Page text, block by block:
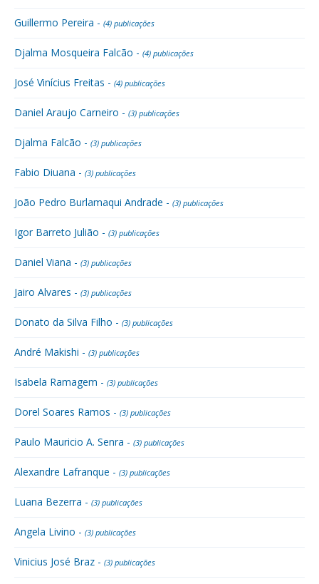
Guillermo Pereira - (4) publicações
Djalma Mosqueira Falcão - (4) publicações
José Vinícius Freitas - (4) publicações
Daniel Araujo Carneiro - (3) publicações
Djalma Falcão - (3) publicações
Fabio Diuana - (3) publicações
João Pedro Burlamaqui Andrade - (3) publicações
Igor Barreto Julião - (3) publicações
Daniel Viana - (3) publicações
Jairo Alvares - (3) publicações
Donato da Silva Filho - (3) publicações
André Makishi - (3) publicações
Isabela Ramagem - (3) publicações
Dorel Soares Ramos - (3) publicações
Paulo Mauricio A. Senra - (3) publicações
Alexandre Lafranque - (3) publicações
Luana Bezerra - (3) publicações
Angela Livino - (3) publicações
Vinicius José Braz - (3) publicações